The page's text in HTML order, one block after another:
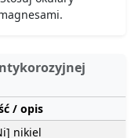
/ opis
nikiel